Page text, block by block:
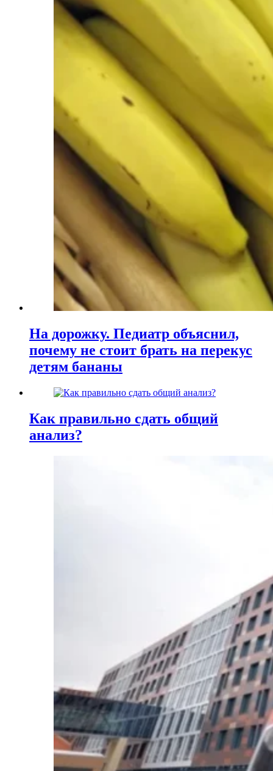
На дорожку. Педиатр объяснил,
почему не стоит брать на перекус
детям бананы
Как правильно сдать общий
анализ?